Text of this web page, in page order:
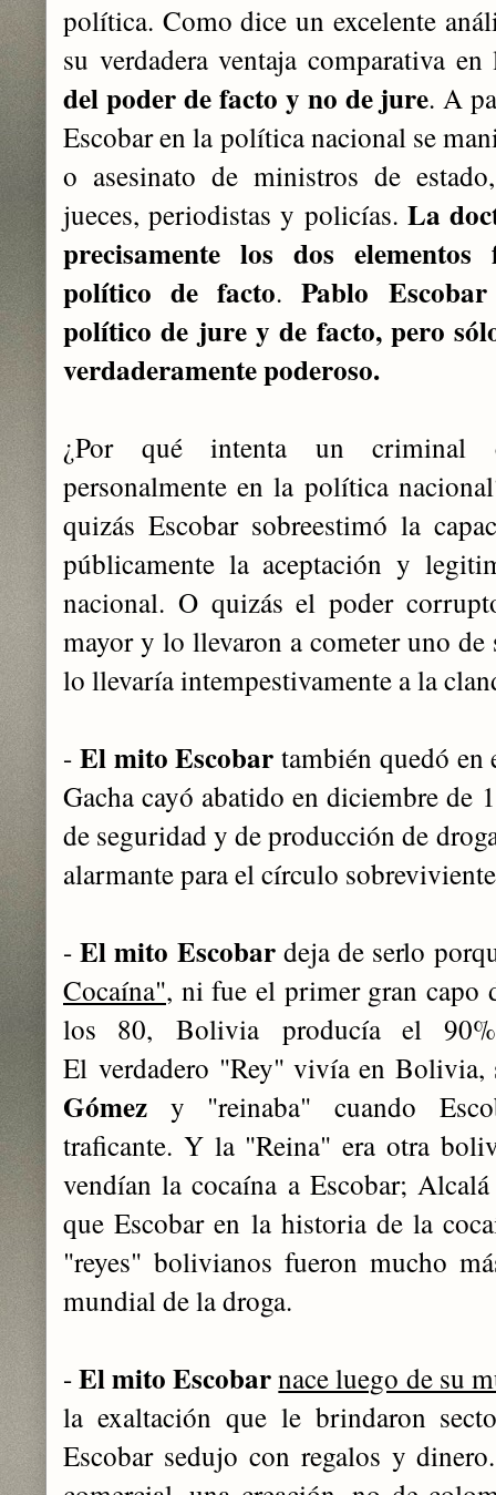
política. Como dice un excelente
su verdadera ventaja comparativa
del poder de facto y no de jure. A
Escobar en la política nacional se
o asesinato de ministros de
jueces, periodistas y policías. La
precisamente los dos
político de facto.Pablo
político de jure y de facto, pero
verdaderamente poderoso.
¿Por qué intenta un criminal
personalmente en la política
quizás Escobar sobreestimó la
públicamente la aceptación y
nacional. O quizás el poder
mayor y lo llevaron a cometer uno de
lo llevaría intempestivamente a la
- El mito Escobar también quedó en
Gacha cayó abatido en diciembre de
de seguridad y de producción de
alarmante para el círculo
-El mito Escobardeja de serlo
Cocaína", ni fue el primer gran capo
los 80,Bolivia producía el
Elverdadero "Rey" vivía en
Gómez y "reinaba" cuando
traficante. Y la "Reina" era otra
vendían la cocaína a Escobar;
que Escobar en la historia de la
"reyes" bolivianos fueron mucho
mundial de la droga.
-El mito Escobarnace luego de su
la exaltación que le brindaron
Escobar sedujo con regalos y